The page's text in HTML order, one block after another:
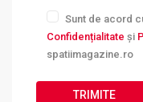
Sunt de acord
Confidențialitate și
spatiimagazine.ro